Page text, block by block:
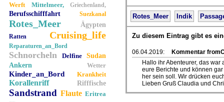
Werft
Mittelmeer, Griechenland,
Berufsschifffahrt Suezkanal
Rotes_Meer Ägypten
Ratten Cruising_life
Reparaturen_an_Bord
Schnorcheln Delfine
Sudan
Ankern
Wetter
Kinder_an_Bord Krankheit
Korallenriff Rifffische
Sandstrand Flaute Eritrea
Rotes_Meer Indik
Zu diesem Eintrag gibt es
06.04.2019:
Kommentar
Hallo ihr Abenteurer, das
eure Berichte und können
her sein soll. Wir drücken
Lieben Gruß Claudia und